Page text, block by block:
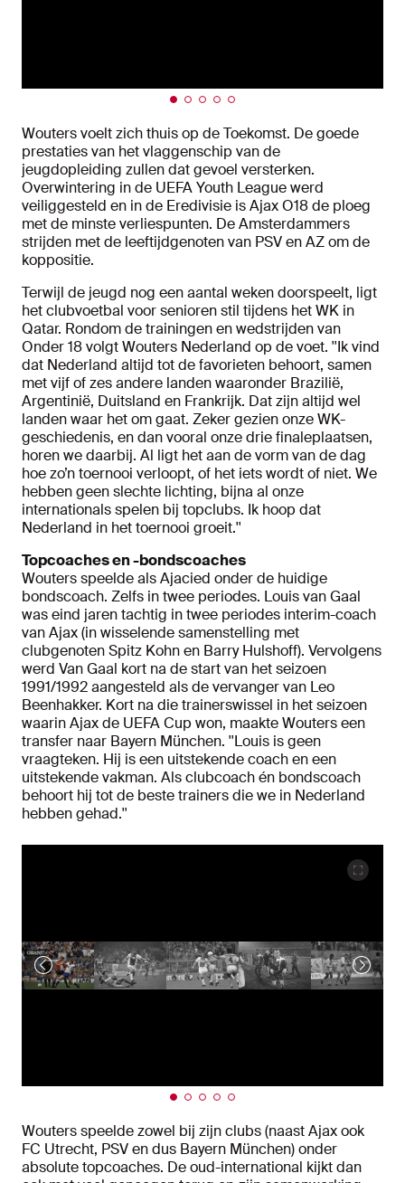
Wouters voelt zich thuis op de Toekomst. De goede
prestaties van het vlaggenschip van de
jeugdopleiding zullen dat gevoel versterken.
Overwintering in de UEFA Youth League werd
veiliggesteld en in de Eredivisie is Ajax O18 de ploeg
met de minste verliespunten. De Amsterdammers
strijden met de leeftijdgenoten van PSV en AZ om de
koppositie.
Terwijl de jeugd nog een aantal weken doorspeelt, ligt
het clubvoetbal voor senioren stil tijdens het WK in
Qatar. Rondom de trainingen en wedstrijden van
Onder 18 volgt Wouters Nederland op de voet. ''Ik vind
dat Nederland altijd tot de favorieten behoort, samen
met vijf of zes andere landen waaronder Brazilië,
Argentinië, Duitsland en Frankrijk. Dat zijn altijd wel
landen waar het om gaat. Zeker gezien onze WK-
geschiedenis, en dan vooral onze drie finaleplaatsen,
horen we daarbij. Al ligt het aan de vorm van de dag
hoe zo’n toernooi verloopt, of het iets wordt of niet. We
hebben geen slechte lichting, bijna al onze
internationals spelen bij topclubs. Ik hoop dat
Nederland in het toernooi groeit.''
Topcoaches en -bondscoaches
Wouters speelde als Ajacied onder de huidige
bondscoach. Zelfs in twee periodes. Louis van Gaal
was eind jaren tachtig in twee periodes interim-coach
van Ajax (in wisselende samenstelling met
clubgenoten Spitz Kohn en Barry Hulshoff). Vervolgens
werd Van Gaal kort na de start van het seizoen
1991/1992 aangesteld als de vervanger van Leo
Beenhakker. Kort na die trainerswissel in het seizoen
waarin Ajax de UEFA Cup won, maakte Wouters een
transfer naar Bayern München. ''Louis is geen
vraagteken. Hij is een uitstekende coach en een
uitstekende vakman. Als clubcoach én bondscoach
behoort hij tot de beste trainers die we in Nederland
hebben gehad.''
Wouters speelde zowel bij zijn clubs (naast Ajax ook
FC Utrecht, PSV en dus Bayern München) onder
absolute topcoaches. De oud-international kijkt dan